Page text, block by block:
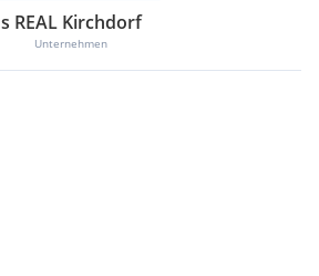
s REAL Kirchdorf
Unternehmen